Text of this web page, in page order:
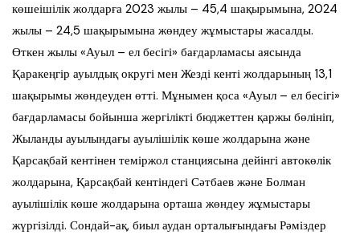
көшеішілік жолдарға 2023 жылы – 45,4 шақырымына, 2024
жылы – 24,5 шақырымына жөндеу жұмыстары жасалды.
Өткен жылы «Ауыл – ел бесігі» бағдарламасы аясында
Қаракеңгір ауылдық округі мен Жезді кенті жолдарының 13,1
шақырымы жөндеуден өтті. Мұнымен қоса «Ауыл – ел бесігі»
бағдарламасы бойынша жергілікті бюджеттен қаржы бөлініп,
Жыланды ауылындағы ауылішілік көше жолдарына және
Қарсақбай кентінен теміржол станциясына дейінгі автокөлік
жолдарына, Қарсақбай кентіндегі Сәтбаев және Болман
ауылішілік көше жолдарына орташа жөндеу жұмыстары
жүргізілді. Сондай-ақ, биыл аудан орталығындағы Рәміздер